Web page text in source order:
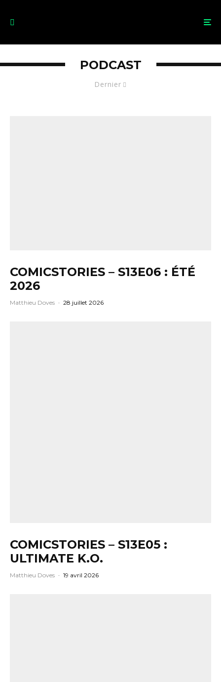
Dernier
PODCAST
COMICSTORIES – S13E06 : ÉTÉ
2026
Matthieu Doves · 28 juillet 2026
COMICSTORIES – S13E05 :
ULTIMATE K.O.
Matthieu Doves · 19 avril 2026